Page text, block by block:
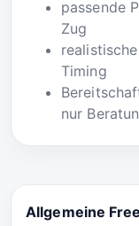
passende
Zug
Timing
nur
Allgemeine